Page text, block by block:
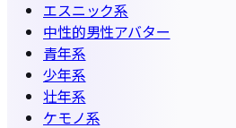
エスニック系
中性的男性アバター
青年系
少年系
壮年系
ケモノ系